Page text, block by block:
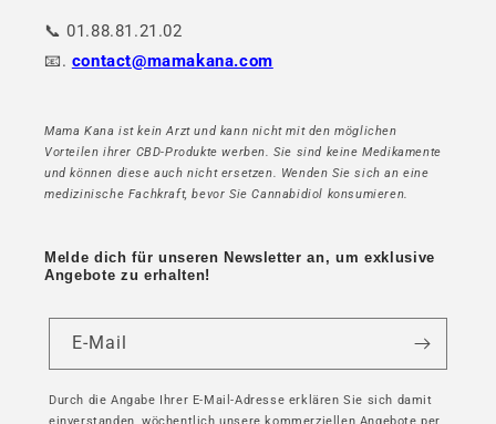
📞 01.88.81.21.02
📧. contact@mamakana.com
Mama Kana ist kein Arzt und kann nicht mit den möglichen
Vorteilen ihrer CBD-Produkte werben. Sie sind keine Medikamente
und können diese auch nicht ersetzen. Wenden Sie sich an eine
medizinische Fachkraft, bevor Sie Cannabidiol konsumieren.
Melde dich für unseren Newsletter an, um exklusive
Angebote zu erhalten!
E-Mail
Durch die Angabe Ihrer E-Mail-Adresse erklären Sie sich damit
einverstanden, wöchentlich unsere kommerziellen Angebote per